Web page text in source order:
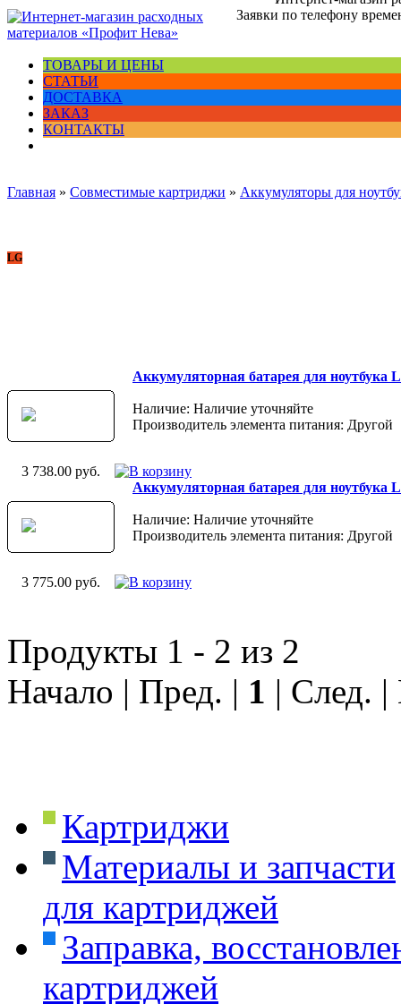
Заявки по телефону
ТОВАРЫ И ЦЕНЫ
СТАТЬИ
ДОСТАВКА
ЗАКАЗ
КОНТАКТЫ
Главная » Совместимые картриджи » Аккумуляторы для
LG
Аккумуляторная батарея для ноутбука
Наличие: Наличие уточняйте
Производитель элемента питания: Другой
3 738.00 руб.
Аккумуляторная батарея для ноутбука
Наличие: Наличие уточняйте
Производитель элемента питания: Другой
3 775.00 руб.
Продукты 1 - 2 из 2
Начало | Пред. | 1 | След.
Картриджи
Материалы и запчасти
для картриджей
Заправка,
картриджей